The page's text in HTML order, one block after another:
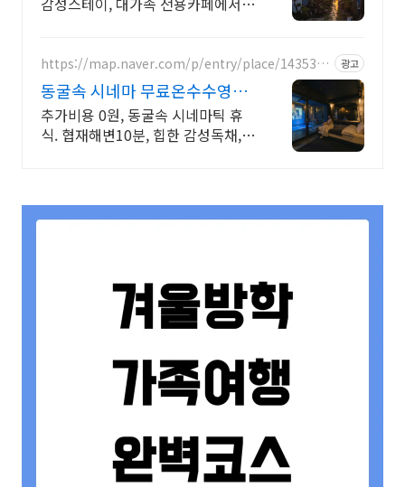
는 파노라마뷰, 침대일출뷰
https://map.naver.com/p/entry/place/1435332
광고
동굴속 시네마 무료온수수영장
독특하고 아늑한 제주 아지트
추가비용 0원, 동굴속 시네마틱 휴
식. 협재해변10분, 힙한 감성독채,